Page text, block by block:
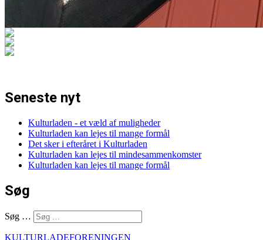
Seneste nyt
Kulturladen - et væld af muligheder
Kulturladen kan lejes til mange formål
Det sker i efteråret i Kulturladen
Kulturladen kan lejes til mindesammenkomster
Kulturladen kan lejes til mange formål
Søg
Søg …
KULTURLADEFORENINGEN